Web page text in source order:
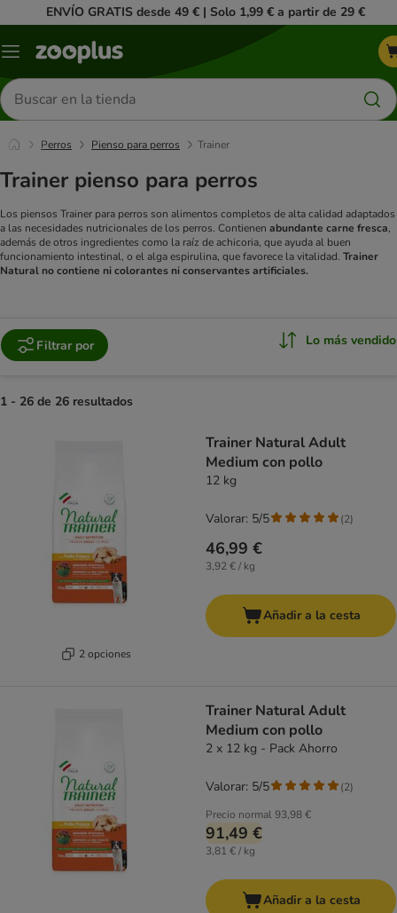
ENVÍO GRATIS desde 49 € | Solo 1,99 € a partir de 29 €
Menú
Buscar
productos
Perros Pienso para perros Trainer
Trainer pienso para perros
Los piensos Trainer para perros son alimentos completos de alta calidad adaptados
a las necesidades nutricionales de los perros. Contienen abundante carne fresca,
además de otros ingredientes como la raíz de achicoria, que ayuda al buen
funcionamiento intestinal, o el alga espirulina, que favorece la vitalidad. Trainer
Natural no contiene ni colorantes ni conservantes artificiales.
Filtrar por Lo más vendido
1 - 26 de 26 resultados
2 opciones
Trainer Natural Adult
Medium con pollo
12 kg
46,99 €
3,92 € / kg
Valorar: 5/5 (2)
Añadir a la cesta
Trainer Natural Adult
Medium con pollo
2 x 12 kg - Pack Ahorro
Precio normal93,98 €
91,49 €
3,81 € / kg
Valorar: 5/5 (2)
Añadir a la cesta